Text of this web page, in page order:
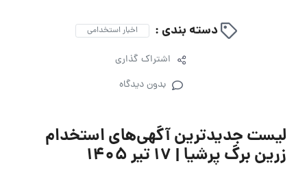
دسته بندی : اخبار استخدامی
اشتراک گذاری
بدون دیدگاه
لیست جدیدترین آگهی‌های استخدام
زرین برگ پرشیا | ۱۷ تیر ۱۴۰۵